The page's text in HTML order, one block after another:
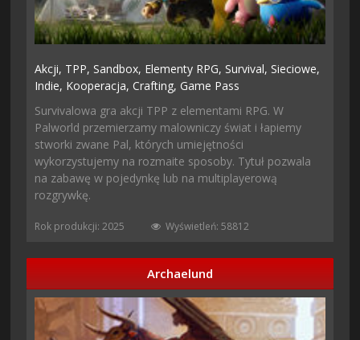
Akcji, TPP,Sandbox, Elementy RPG,Survival,Sieciowe,
Indie, Kooperacja,Crafting, Game Pass
Survivalowa gra akcji TPP z elementami RPG. W
Palworld przemierzamy malowniczy świat i łapiemy
stworki zwane Pal, których umiejętności
wykorzystujemy na rozmaite sposoby. Tytuł pozwala
na zabawę w pojedynkę lub na multiplayerową
rozgrywkę.
Rok produkcji: 2025 Wyświetleń: 58812
Archaelund